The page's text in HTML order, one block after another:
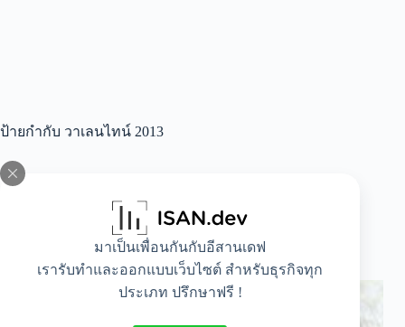
มาเป็นเพื่อนกันกับอีสานเดฟ
เรารับทำและออกแบบเว็บไซต์ สำหรับธุรกิจทุก
ประเภท ปรึกษาฟรี !
ป้ายกำกับ วาเลนไทน์ 2013
Idea Lifestyle
ของขวัญวันวาเลนไทน์ ปีนี้จะให้อะไรดี